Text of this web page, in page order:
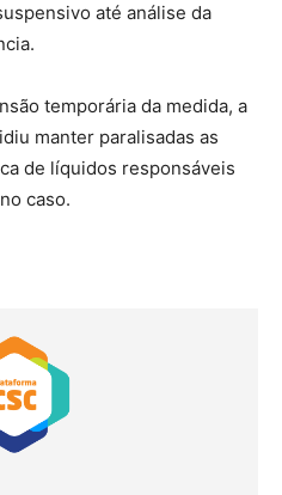
até análise da
temporária da medida, a
manter paralisadas as
de líquidos responsáveis
caso.